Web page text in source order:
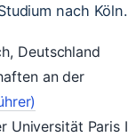
nach Köln.
Deutschland
an der
Universität Paris